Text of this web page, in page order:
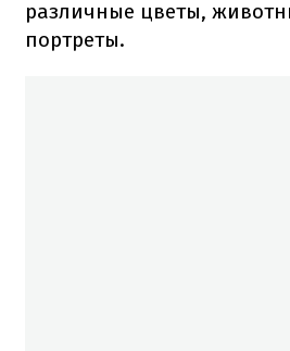
различные цветы,
портреты.